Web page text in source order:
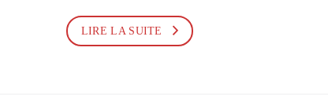
LIRE LA SUITE